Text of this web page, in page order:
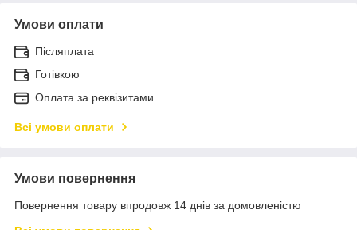
Умови оплати
Післяплата
Готівкою
Оплата за реквізитами
Всі умови оплати
Умови повернення
Повернення товару впродовж 14 днів за домовленістю